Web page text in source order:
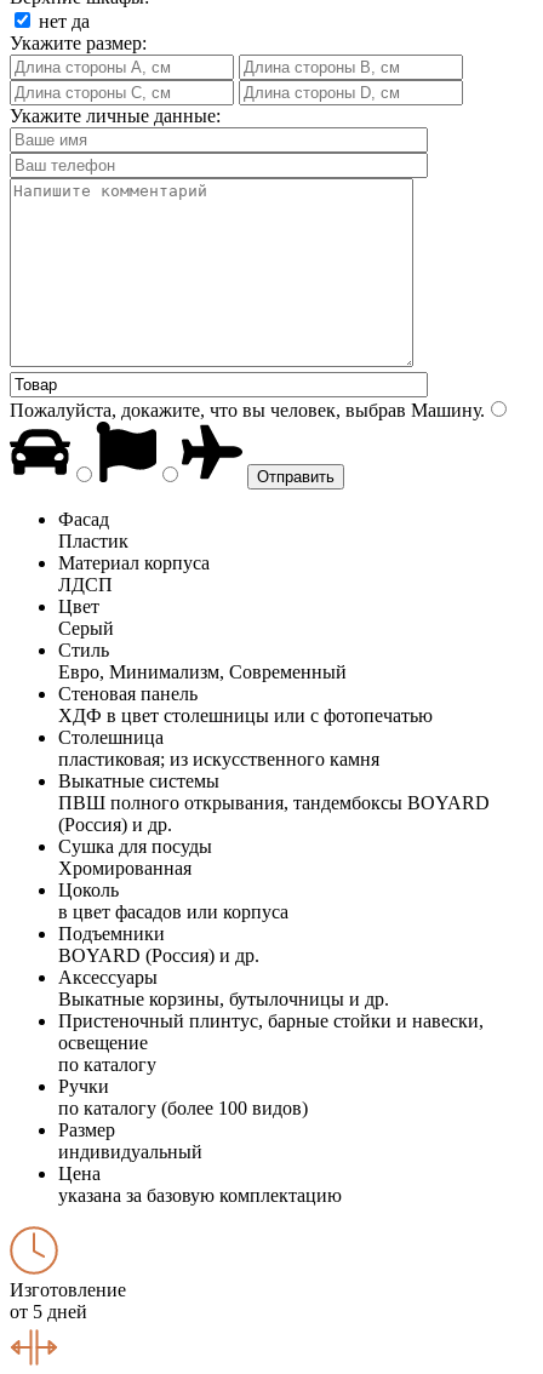
нет да
Укажите размер:
Укажите личные данные:
Пожалуйста, докажите, что вы человек, выбрав Машину.
Фасад
Пластик
Материал корпуса
ЛДСП
Цвет
Серый
Стиль
Евро, Минимализм, Современный
Стеновая панель
ХДФ в цвет столешницы или с фотопечатью
Столешница
пластиковая; из искусственного камня
Выкатные системы
ПВШ полного открывания, тандембоксы BOYARD
(Россия) и др.
Сушка для посуды
Хромированная
Цоколь
в цвет фасадов или корпуса
Подъемники
BOYARD (Россия) и др.
Аксессуары
Выкатные корзины, бутылочницы и др.
Пристеночный плинтус, барные стойки и навески,
освещение
по каталогу
Ручки
по каталогу (более 100 видов)
Размер
индивидуальный
Цена
указана за базовую комплектацию
Изготовление
от 5 дней